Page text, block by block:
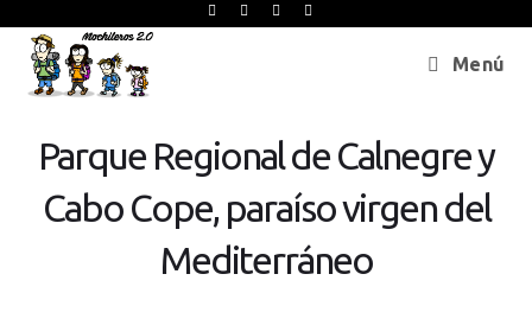
Menú
Parque Regional de Calnegre y
Cabo Cope, paraíso virgen del
Mediterráneo